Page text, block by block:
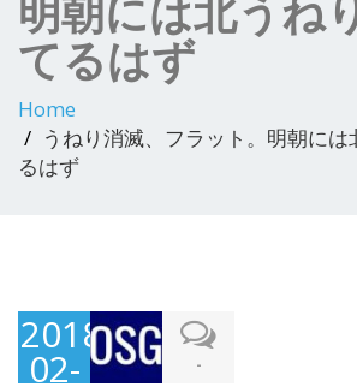
明朝には北うね
てるはず
Home
うねり消滅、フラット。明朝には
るはず
2018-
02- -